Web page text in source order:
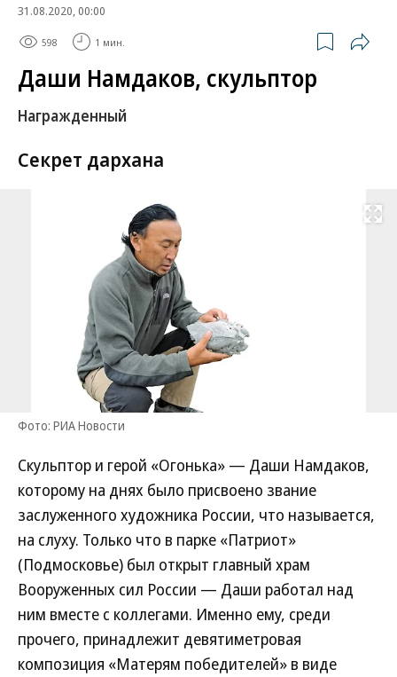
31.08.2020, 00:00
598 1 мин.
Даши Намдаков, скульптор
Награжденный
Секрет дархана
Развернуть
Фото: РИА Новости
Скульптор и герой «Огонька» — Даши Намдаков,
которому на днях было присвоено звание
заслуженного художника России, что называется,
на слуху. Только что в парке «Патриот»
(Подмосковье) был открыт главный храм
Вооруженных сил России — Даши работал над
ним вместе с коллегами. Именно ему, среди
прочего, принадлежит девятиметровая
композиция «Матерям победителей» в виде